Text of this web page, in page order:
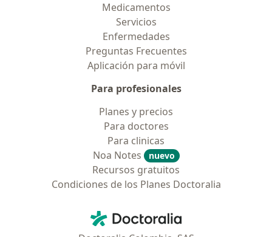
Medicamentos
Servicios
Enfermedades
Preguntas Frecuentes
Aplicación para móvil
Para profesionales
Planes y precios
Para doctores
Para clinicas
Noa Notes
nuevo
Recursos gratuitos
Condiciones de los Planes Doctoralia
Doctoralia - Página de inicio